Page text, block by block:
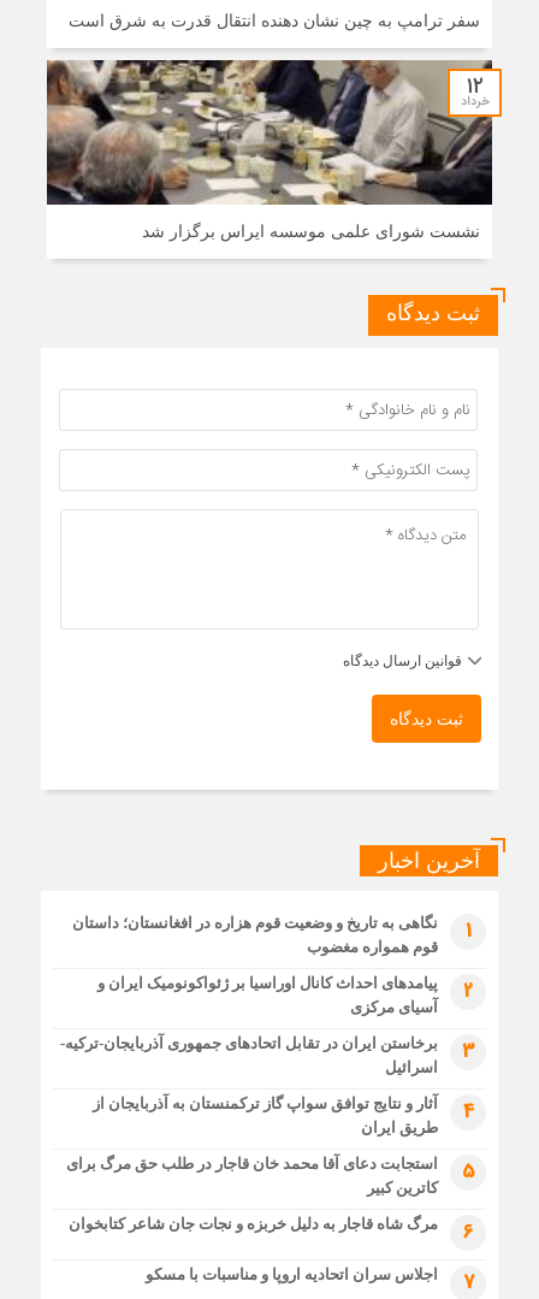
سفر ترامپ به چین نشان دهنده انتقال قدرت به شرق است
۱۲
خرداد
نشست شورای علمی موسسه ایراس برگزار شد
ثبت دیدگاه
قوانین ارسال دیدگاه
ثبت دیدگاه
آخرین اخبار
1
نگاهی به تاریخ و وضعیت قوم هزاره در افغانستان؛ داستان
قوم همواره مغضوب
2
پیامدهای احداث کانال اوراسیا بر ژئواکونومیک ایران و
آسیای مرکزی
3
برخاستن ایران در تقابل اتحادهای جمهوری آذربایجان-ترکیه-
اسرائیل
4
آثار و نتایج توافق سواپ گاز ترکمنستان به آذربایجان از
طریق ایران
5
استجابت دعای آقا محمد خان قاجار در طلب حق مرگ برای
کاترین کبیر
6 مرگ شاه قاجار به دلیل خربزه و نجات جان شاعر کتابخوان
7 اجلاس سران اتحادیه اروپا و مناسبات با مسکو